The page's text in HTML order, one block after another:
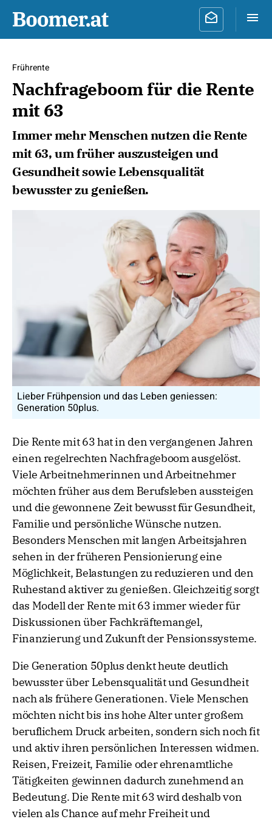
Frührente
Nachfrageboom für die Rente
mit 63
Immer mehr Menschen nutzen die Rente
mit 63, um früher auszusteigen und
Gesundheit sowie Lebensqualität
bewusster zu genießen.
Lieber Frühpension und das Leben geniessen:
Generation 50plus.
Die Rente mit 63 hat in den vergangenen Jahren
einen regelrechten Nachfrageboom ausgelöst.
Viele Arbeitnehmerinnen und Arbeitnehmer
möchten früher aus dem Berufsleben aussteigen
und die gewonnene Zeit bewusst für Gesundheit,
Familie und persönliche Wünsche nutzen.
Besonders Menschen mit langen Arbeitsjahren
sehen in der früheren Pensionierung eine
Möglichkeit, Belastungen zu reduzieren und den
Ruhestand aktiver zu genießen. Gleichzeitig sorgt
das Modell der Rente mit 63 immer wieder für
Diskussionen über Fachkräftemangel,
Finanzierung und Zukunft der Pensionssysteme.
Die Generation 50plus denkt heute deutlich
bewusster über Lebensqualität und Gesundheit
nach als frühere Generationen. Viele Menschen
möchten nicht bis ins hohe Alter unter großem
beruflichem Druck arbeiten, sondern sich noch fit
und aktiv ihren persönlichen Interessen widmen.
Reisen, Freizeit, Familie oder ehrenamtliche
Tätigkeiten gewinnen dadurch zunehmend an
Bedeutung. Die Rente mit 63 wird deshalb von
vielen als Chance auf mehr Freiheit und